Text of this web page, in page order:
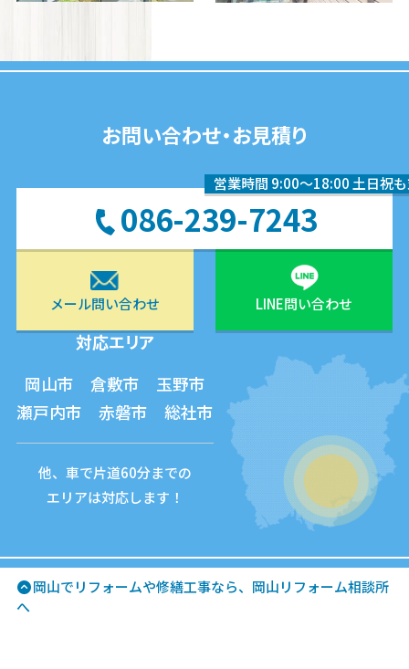
お問い合わせ・お見積り
営業時間 9:00〜18:00 土日祝
086-239-7243
メール問い合わせ LINE問い合わせ
対応エリア
岡山市 倉敷市 玉野市
瀬戸内市 赤磐市 総社市
他、車で片道60分までの
エリアは対応します！
岡山でリフォームや修繕工事なら、岡山リフォーム相談所
へ